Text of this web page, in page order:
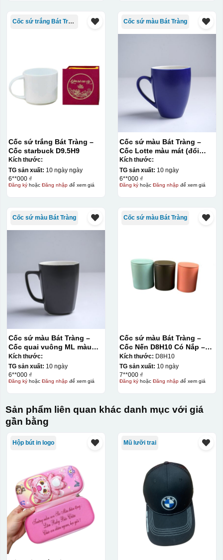
Cốc sứ trắng Bát Tràng
Cốc sứ trắng Bát Tràng –
Cốc starbuck D9.5H9
Kích thước:
TG sản xuất: 10 ngày ngày
6**000 ₫
Đăng kýhoặc Đăng nhậpđể xem giá
Cốc sứ màu Bát Tràng
Cốc sứ màu Bát Tràng –
Cốc Lotte màu mát (đổi
quai)
Kích thước:
TG sản xuất: 10 ngày
6**000 ₫
Đăng kýhoặc Đăng nhậpđể xem giá
Cốc sứ màu Bát Tràng
Cốc sứ màu Bát Tràng –
Cốc quai vuông ML màu
mát
Kích thước:
TG sản xuất: 10 ngày
6**000 ₫
Đăng kýhoặc Đăng nhậpđể xem giá
Cốc sứ màu Bát Tràng
Cốc sứ màu Bát Tràng –
Cốc Nến D8H10 Có Nắp –
Màu Mát
Kích thước: D8H10
TG sản xuất: 10 ngày
7**000 ₫
Đăng kýhoặc Đăng nhậpđể xem giá
Sản phẩm liên quan khác danh mục với giá
gần bằng
Hộp bút in logo Mũ lưỡi trai